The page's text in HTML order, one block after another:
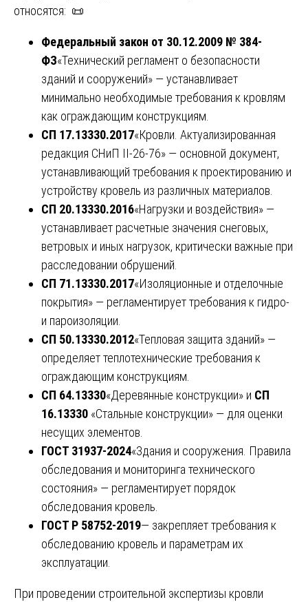
относятся: 📜
Федеральный закон от 30.12.2009 № 384-
ФЗ«Технический регламент о безопасности
зданий и сооружений» — устанавливает
минимально необходимые требования к кровлям
как ограждающим конструкциям.
СП 17.13330.2017«Кровли. Актуализированная
редакция СНиП II-26-76» — основной документ,
устанавливающий требования к проектированию и
устройству кровель из различных материалов.
СП 20.13330.2016«Нагрузки и воздействия» —
устанавливает расчетные значения снеговых,
ветровых и иных нагрузок, критически важные при
расследовании обрушений.
СП 71.13330.2017«Изоляционные и отделочные
покрытия» — регламентирует требования к гидро-
и пароизоляции.
СП 50.13330.2012«Тепловая защита зданий» —
определяет теплотехнические требования к
ограждающим конструкциям.
СП 64.13330«Деревянные конструкции» и СП
16.13330 «Стальные конструкции» — для оценки
несущих элементов.
ГОСТ 31937-2024«Здания и сооружения. Правила
обследования и мониторинга технического
состояния» — регламентирует порядок
обследования кровель.
ГОСТ Р 58752-2019— закрепляет требования к
обследованию кровель и параметрам их
эксплуатации.
При проведении строительной экспертизы кровли